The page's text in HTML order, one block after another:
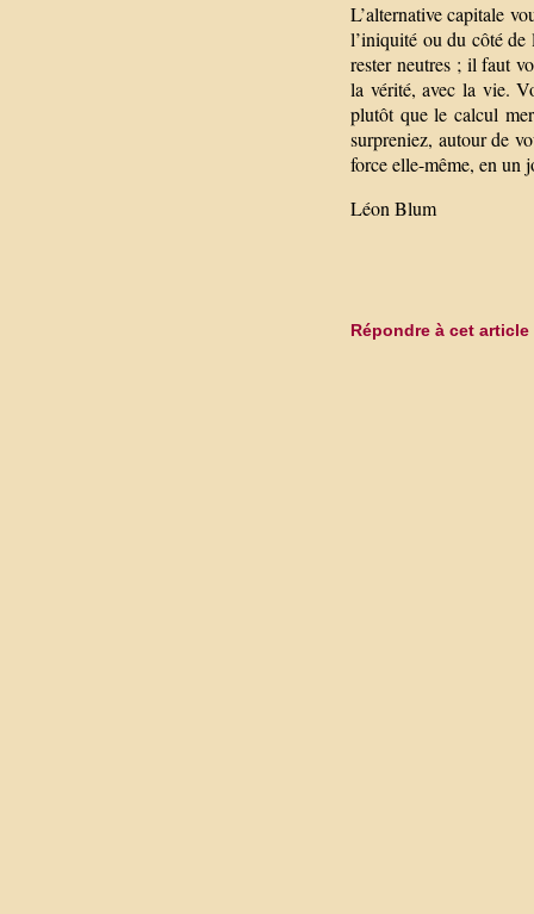
L’alternative capitale
l’iniquité ou du côté de
rester neutres ; il faut
la vérité, avec la vie.
plutôt que le calcul
surpreniez, autour de
force elle-même, en un
Léon Blum
Répondre à cet article